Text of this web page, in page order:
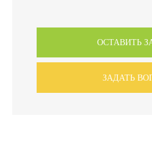
ОСТАВИТЬ
ЗАДАТЬ